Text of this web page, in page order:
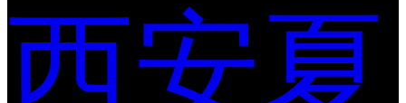
西安夏